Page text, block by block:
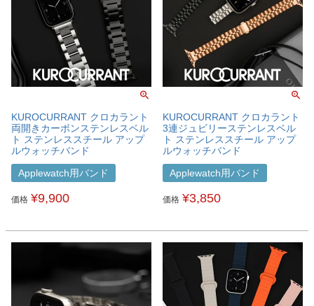
KUROCURRANT クロカラント
両開きカーボンステンレスベル
ト ステンレススチール アップ
ルウォッチバンド
X1064304APO
Applewatch用バンド
価格 ¥9,900
KUROCURRANT クロカラント
3連ジュビリーステンレスベル
ト ステンレススチール アップ
ルウォッチバンド
D1062304APO
Applewatch用バンド
価格 ¥3,850